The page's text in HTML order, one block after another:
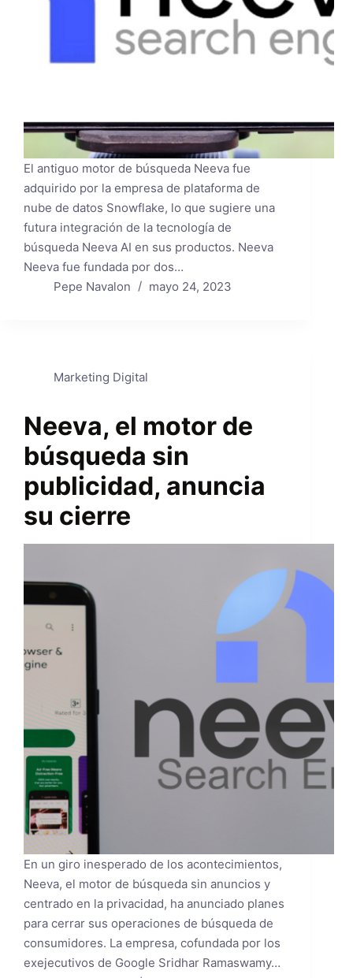
El antiguo motor de búsqueda Neeva fue
adquirido por la empresa de plataforma de
nube de datos Snowflake, lo que sugiere una
futura integración de la tecnología de
búsqueda Neeva AI en sus productos. Neeva
Neeva fue fundada por dos…
Pepe Navalon
mayo 24, 2023
Marketing Digital
Neeva, el motor de
búsqueda sin
publicidad, anuncia
su cierre
En un giro inesperado de los acontecimientos,
Neeva, el motor de búsqueda sin anuncios y
centrado en la privacidad, ha anunciado planes
para cerrar sus operaciones de búsqueda de
consumidores. La empresa, cofundada por los
exejecutivos de Google Sridhar Ramaswamy…